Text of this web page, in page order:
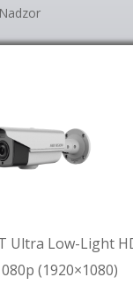
Ultra Low-Light
(1920×1080)